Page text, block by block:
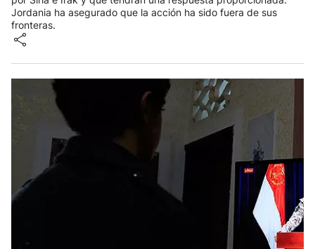
Jordania ha asegurado que la acción ha sido fuera de sus
fronteras.